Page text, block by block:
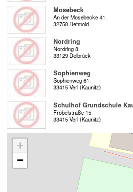
Mosebeck
An der Mosebecke 41,
32758 Detmold
Nordring
Nordring 8,
33129 Delbrück
Sophienweg
Sophienweg 61,
33415 Verl (Kaunitz)
Schulhof Grundschule
Fröbelstraße 15,
33415 Verl (Kaunitz)
+
−